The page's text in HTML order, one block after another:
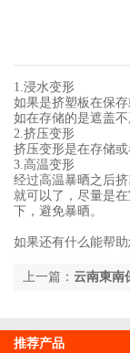
1.浸水变形
如果是挤塑板在保
如在存储的是遮盖
2.挤压变形
挤压变形是在存储
3.高温变形
经过高温暴晒之后
就可以了，尽量是
下，避免暴晒。
如果还有什么能帮
上一篇： 云南東南
推荐产品